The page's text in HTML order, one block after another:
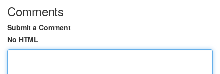
Comments
Submit a Comment
No HTML